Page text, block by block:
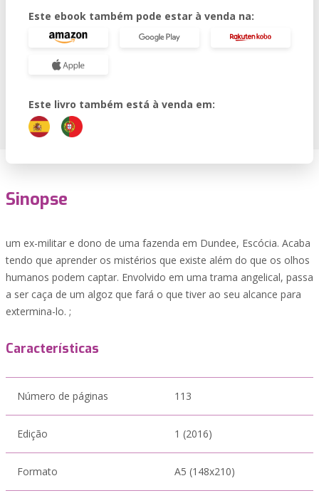
Este ebook também pode estar à venda na:
Este livro também está à venda em:
Sinopse
um ex-militar e dono de uma fazenda em Dundee, Escócia. Acaba
tendo que aprender os mistérios que existe além do que os olhos
humanos podem captar. Envolvido em uma trama angelical, passa
a ser caça de um algoz que fará o que tiver ao seu alcance para
extermina-lo. ;
Características
Número de páginas 113
Edição 1 (2016)
Formato A5 (148x210)